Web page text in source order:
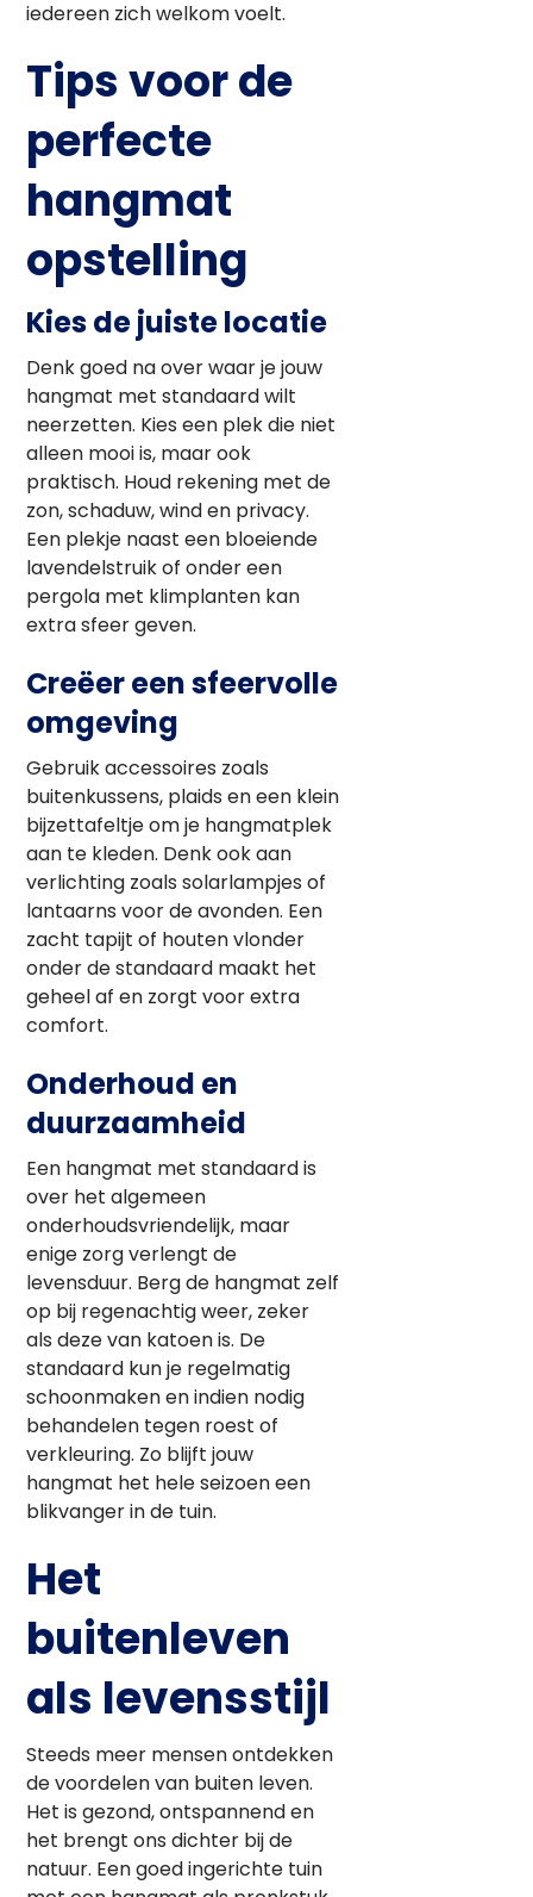
iedereen zich welkom voelt.
Tips voor de
perfecte
hangmat
opstelling
Kies de juiste locatie
Denk goed na over waar je jouw
hangmat met standaard wilt
neerzetten. Kies een plek die niet
alleen mooi is, maar ook
praktisch. Houd rekening met de
zon, schaduw, wind en privacy.
Een plekje naast een bloeiende
lavendelstruik of onder een
pergola met klimplanten kan
extra sfeer geven.
Creëer een sfeervolle
omgeving
Gebruik accessoires zoals
buitenkussens, plaids en een klein
bijzettafeltje om je hangmatplek
aan te kleden. Denk ook aan
verlichting zoals solarlampjes of
lantaarns voor de avonden. Een
zacht tapijt of houten vlonder
onder de standaard maakt het
geheel af en zorgt voor extra
comfort.
Onderhoud en
duurzaamheid
Een hangmat met standaard is
over het algemeen
onderhoudsvriendelijk, maar
enige zorg verlengt de
levensduur. Berg de hangmat zelf
op bij regenachtig weer, zeker
als deze van katoen is. De
standaard kun je regelmatig
schoonmaken en indien nodig
behandelen tegen roest of
verkleuring. Zo blijft jouw
hangmat het hele seizoen een
blikvanger in de tuin.
Het
buitenleven
als levensstijl
Steeds meer mensen ontdekken
de voordelen van buiten leven.
Het is gezond, ontspannend en
het brengt ons dichter bij de
natuur. Een goed ingerichte tuin